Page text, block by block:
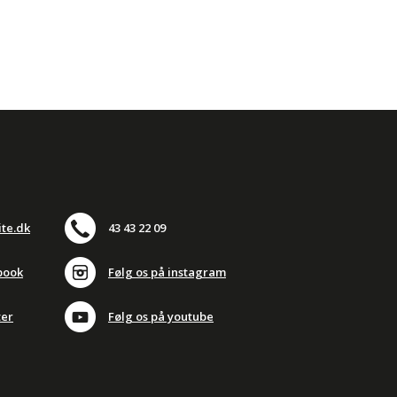
43 43 22 09
Følg os på instagram
Følg os på youtube